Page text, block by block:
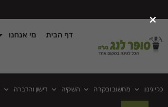
דף הבית מי אנחנו
כלי גינון מחשוב ובקרה השקיה דישון והדברה
×